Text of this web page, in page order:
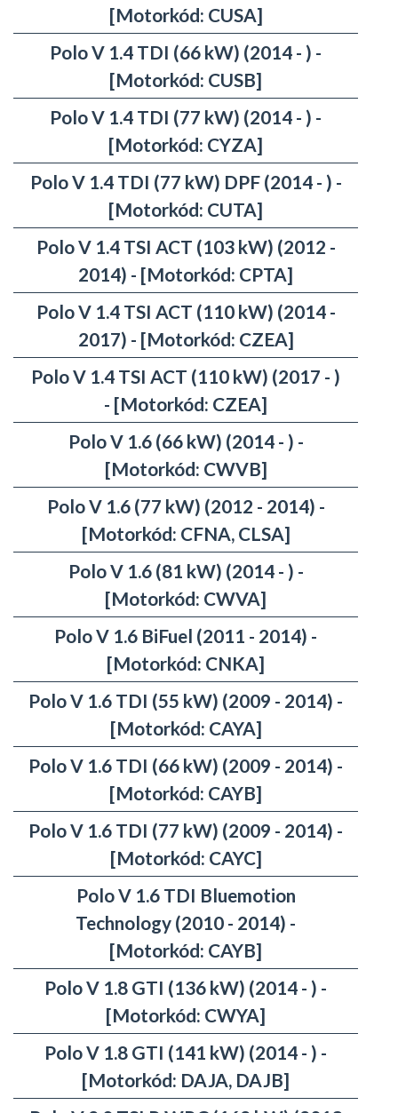
[Motorkód: CUSA]
Polo V 1.4 TDI (66 kW) (2014 - ) -
[Motorkód: CUSB]
Polo V 1.4 TDI (77 kW) (2014 - ) -
[Motorkód: CYZA]
Polo V 1.4 TDI (77 kW) DPF (2014 - ) -
[Motorkód: CUTA]
Polo V 1.4 TSI ACT (103 kW) (2012 -
2014) - [Motorkód: CPTA]
Polo V 1.4 TSI ACT (110 kW) (2014 -
2017) - [Motorkód: CZEA]
Polo V 1.4 TSI ACT (110 kW) (2017 - )
- [Motorkód: CZEA]
Polo V 1.6 (66 kW) (2014 - ) -
[Motorkód: CWVB]
Polo V 1.6 (77 kW) (2012 - 2014) -
[Motorkód: CFNA, CLSA]
Polo V 1.6 (81 kW) (2014 - ) -
[Motorkód: CWVA]
Polo V 1.6 BiFuel (2011 - 2014) -
[Motorkód: CNKA]
Polo V 1.6 TDI (55 kW) (2009 - 2014) -
[Motorkód: CAYA]
Polo V 1.6 TDI (66 kW) (2009 - 2014) -
[Motorkód: CAYB]
Polo V 1.6 TDI (77 kW) (2009 - 2014) -
[Motorkód: CAYC]
Polo V 1.6 TDI Bluemotion
Technology (2010 - 2014) -
[Motorkód: CAYB]
Polo V 1.8 GTI (136 kW) (2014 - ) -
[Motorkód: CWYA]
Polo V 1.8 GTI (141 kW) (2014 - ) -
[Motorkód: DAJA, DAJB]